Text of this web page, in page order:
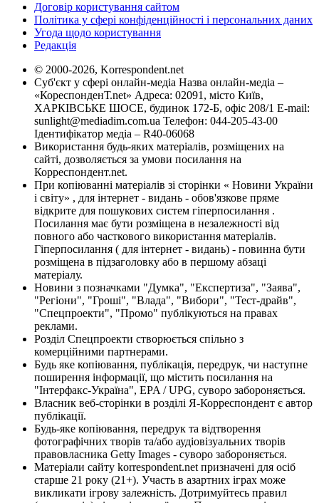
Договір користування сайтом
Політика у сфері конфіденційності і персональних даних
Угода щодо користування
Редакція
© 2000-2026, Korrespondent.net
Суб'єкт у сфері онлайн-медіа Назва онлайн-медіа –
«КореспонденТ.net» Адреса: 02091, місто Київ,
ХАРКІВСЬКЕ ШОСЕ, будинок 172-Б, офіс 208/1 E-mail:
sunlight@mediadim.com.ua Телефон: 044-205-43-00
Ідентифікатор медіа – R40-06068
Використання будь-яких матеріалів, розміщених на
сайті, дозволяється за умови посилання на
Корреспондент.net.
При копіюванні матеріалів зі сторінки « Новини України
і світу» , для інтернет - видань - обов'язкове пряме
відкрите для пошукових систем гіперпосилання .
Посилання має бути розміщена в незалежності від
повного або часткового використання матеріалів.
Гіперпосилання ( для інтернет - видань) - повинна бути
розміщена в підзаголовку або в першому абзаці
матеріалу.
Новини з позначками "Думка", "Експертиза", "Заява",
"Регіони", "Гроші", "Влада", "Вибори", "Тест-драйв",
"Спецпроекти", "Промо" публікуються на правах
реклами.
Розділ Спецпроекти створюється спільно з
комерційними партнерами.
Будь яке копіювання, публікація, передрук, чи наступне
поширення інформації, що містить посилання на
"Інтерфакс-Україна", EPA / UPG, суворо забороняється.
Власник веб-сторінки в розділі Я-Корреспондент є автор
публікації.
Будь-яке копіювання, передрук та відтворення
фотографічних творів та/або аудіовізуальних творів
правовласника Getty Images - суворо забороняється.
Матеріали сайту korrespondent.net призначені для осіб
старше 21 року (21+). Участь в азартних іграх може
викликати ігрову залежність. Дотримуйтесь правил